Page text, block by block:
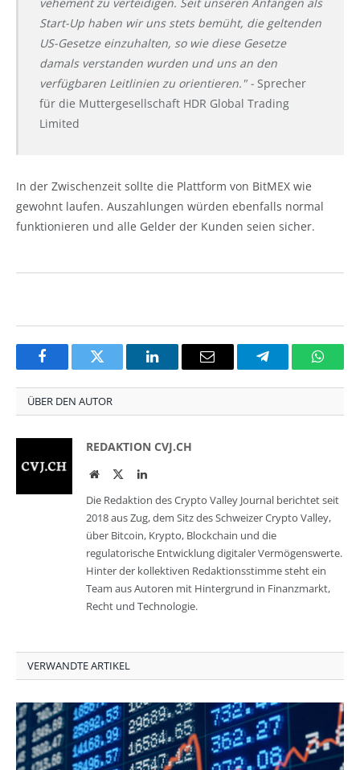
Start-Up haben wir uns stets bemüht, die geltenden
US-Gesetze einzuhalten, so wie diese Gesetze
damals verstanden wurden und uns an den
verfügbaren Leitlinien zu orientieren." - Sprecher
für die Muttergesellschaft HDR Global Trading
Limited
In der Zwischenzeit sollte die Plattform von BitMEX wie
gewohnt laufen. Auszahlungen würden ebenfalls normal
funktionieren und alle Gelder der Kunden seien sicher.
FacebookTwitter LinkedInEmail Telegram
ÜBER DEN AUTOR
REDAKTION CVJ.CH
WebsiteTwitterLinkedIn
Die Redaktion des Crypto Valley Journal berichtet seit
2018 aus Zug, dem Sitz des Schweizer Crypto Valley,
über Bitcoin, Krypto, Blockchain und die
regulatorische Entwicklung digitaler Vermögenswerte.
Hinter der kollektiven Redaktionsstimme steht ein
Team aus Autoren mit Hintergrund in Finanzmarkt,
Recht und Technologie.
VERWANDTE ARTIKEL